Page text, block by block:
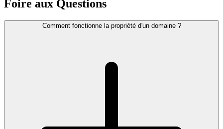
Foire aux Questions
Comment fonctionne la propriété d'un domaine ?